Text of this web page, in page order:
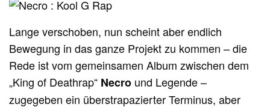
Lange verschoben, nun scheint aber endlich
Bewegung in das ganze Projekt zu kommen – die
Rede ist vom gemeinsamen Album zwischen dem
„King of Deathrap“ Necro und Legende –
zugegeben ein überstrapazierter Terminus, aber